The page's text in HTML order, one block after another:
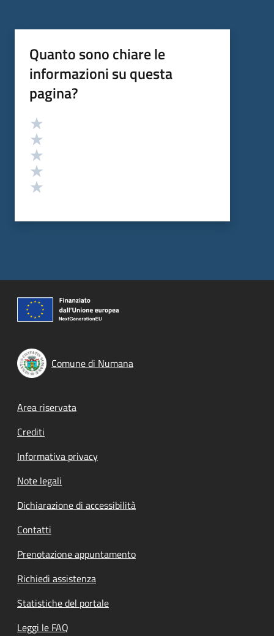
Quanto sono chiare le
informazioni su questa
pagina?
Valutazione
Comune di Numana
Footer menu
Area riservata
Crediti
Informativa privacy
Note legali
Dichiarazione di accessibilità
Contatti
Prenotazione appuntamento
Richiedi assistenza
Statistiche del portale
Leggi le FAQ